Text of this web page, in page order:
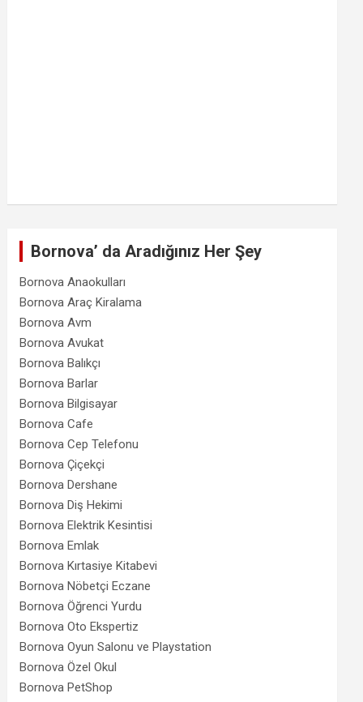
Bornova’ da Aradığınız Her Şey
Bornova Anaokulları
Bornova Araç Kiralama
Bornova Avm
Bornova Avukat
Bornova Balıkçı
Bornova Barlar
Bornova Bilgisayar
Bornova Cafe
Bornova Cep Telefonu
Bornova Çiçekçi
Bornova Dershane
Bornova Diş Hekimi
Bornova Elektrik Kesintisi
Bornova Emlak
Bornova Kırtasiye Kitabevi
Bornova Nöbetçi Eczane
Bornova Öğrenci Yurdu
Bornova Oto Ekspertiz
Bornova Oyun Salonu ve Playstation
Bornova Özel Okul
Bornova PetShop